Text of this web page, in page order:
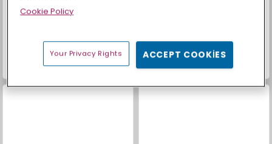
Büyük Mahjong Eşleme Moda Prensesleri
Cookie Policy
Your Privacy Rights ACCEPT COOKIES